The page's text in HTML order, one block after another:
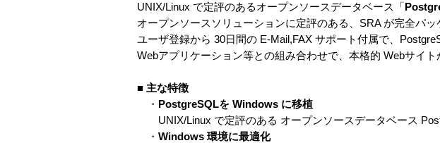
UNIX/Linux で定評のあるオープンソースデータベース「
オープンソースソリューションに定評のある、SRA が完全パッ
ユーザ登録から 30日間の E-Mail,FAX サポート付属で、
Webアプリケーション等との組み合わせで、本格的 Webサイト
■ 主な特徴
・ PostgreSQLを Windows に移植
UNIX/Linux で定評のある オープンソースデータベース
・ Windows 環境に最適化